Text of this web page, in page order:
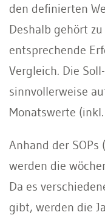
den definierten
Deshalb gehört
entsprechende
Vergleich. Die
sinnvollerweise
Monatswerte
Anhand der SOPs
werden die
Da es
gibt, werden die